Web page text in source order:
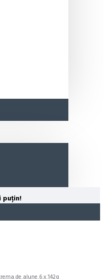
puțin!
de alune 6 x 142g